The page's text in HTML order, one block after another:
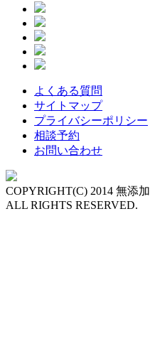
よくある質問
サイトマップ
プライバシーポリシー
相談予約
お問い合わせ
COPYRIGHT(C) 2014 無
ALL RIGHTS RESERVED.